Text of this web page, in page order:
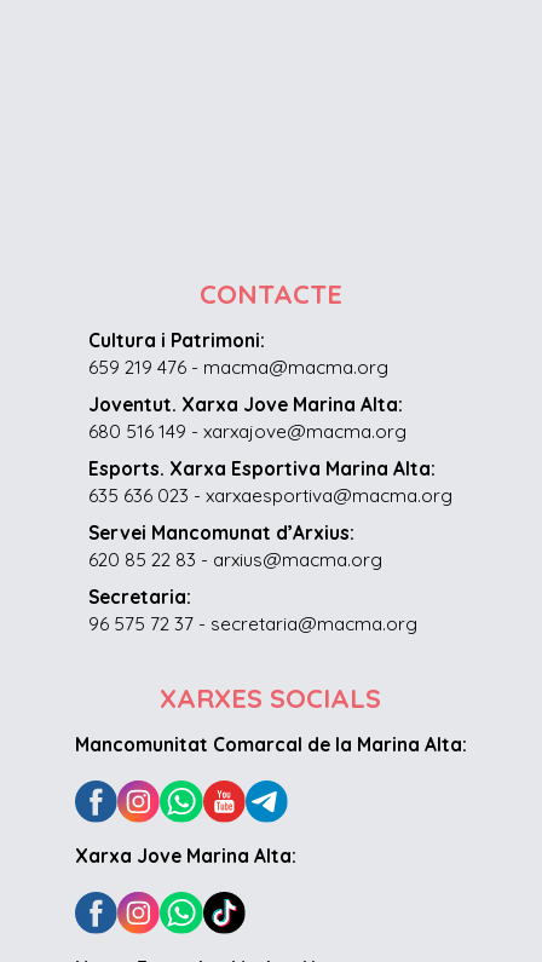
CONTACTE
Cultura i Patrimoni:
659 219 476 - macma@macma.org
Joventut. Xarxa Jove Marina Alta:
680 516 149 - xarxajove@macma.org
Esports. Xarxa Esportiva Marina Alta:
635 636 023 - xarxaesportiva@macma.org
Servei Mancomunat d’Arxius:
620 85 22 83 - arxius@macma.org
Secretaria:
96 575 72 37 - secretaria@macma.org
XARXES SOCIALS
Mancomunitat Comarcal de la Marina Alta:
Xarxa Jove Marina Alta: